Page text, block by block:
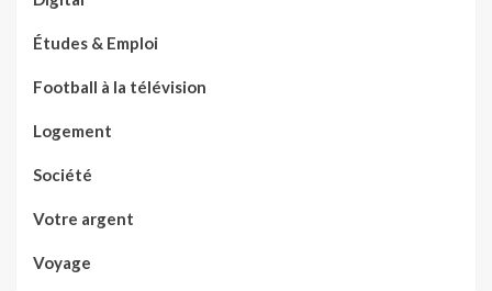
Études & Emploi
Football à la télévision
Logement
Société
Votre argent
Voyage